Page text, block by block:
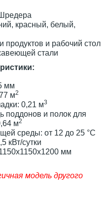
красный, белый,
и рабочий стол
стали
мм
м2
0,21 м3
и полок для
м2
среды: от 12 до 25 °С
кВт/сутки
мм
модель другого